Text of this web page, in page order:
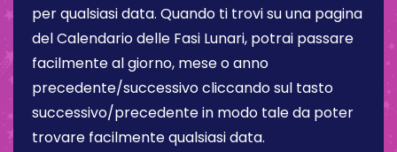
per qualsiasi data. Quando ti trovi su una pagina
del Calendario delle Fasi Lunari, potrai passare
facilmente al giorno, mese o anno
precedente/successivo cliccando sul tasto
successivo/precedente in modo tale da poter
trovare facilmente qualsiasi data.